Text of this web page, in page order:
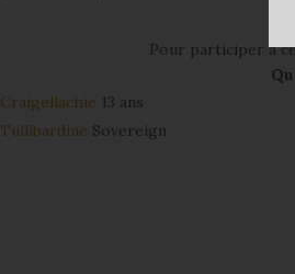
Pour participer à
Craigellachie 13 ans
Tullibardine Sovereign